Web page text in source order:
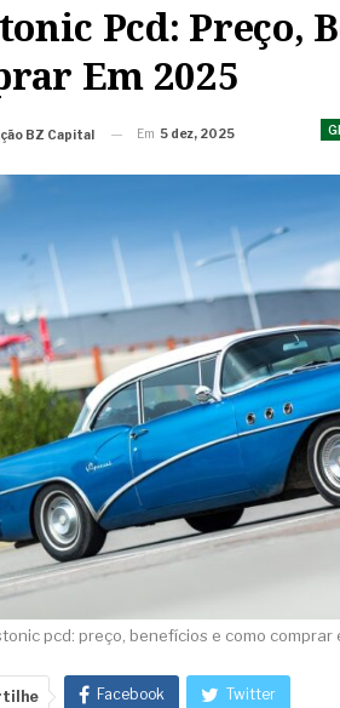
Pcd: Preço,
Em 2025
BZ Capital Em 5 dez, 2025
pcd: preço, benefícios e como comprar
Facebook Twitter